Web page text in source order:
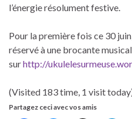
l’énergie résolument festive.
Pour la première fois ce 30
réservé à une brocante
surhttp://
(Visited 183 time, 1 visit
Partagez ceci avec vos amis